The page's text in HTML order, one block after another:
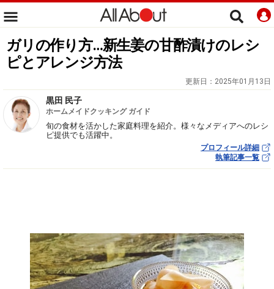
ガリの作り方…新生姜の甘酢漬けのレシ
ピとアレンジ方法
更新日： 2025年01月13日
黒田 民子
ホームメイドクッキング ガイド
旬の食材を活かした家庭料理を紹介。様々なメディアへのレシ
ピ提供でも活躍中。
プロフィール詳細
執筆記事一覧